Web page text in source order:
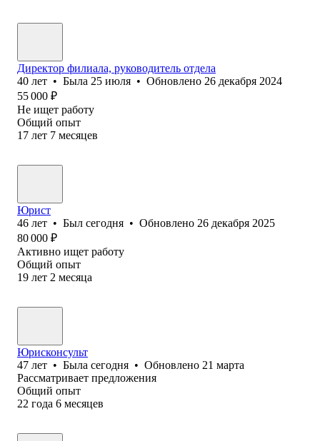
Директор филиала, руководитель отдела
40 лет • Была 25 июля • Обновлено 26 декабря 2024
55 000 ₽
Не ищет работу
Общий опыт
17 лет 7 месяцев
Юрист
46 лет • Был сегодня • Обновлено 26 декабря 2025
80 000 ₽
Активно ищет работу
Общий опыт
19 лет 2 месяца
Юрисконсульт
47 лет • Была сегодня • Обновлено 21 марта
Рассматривает предложения
Общий опыт
22 года 6 месяцев